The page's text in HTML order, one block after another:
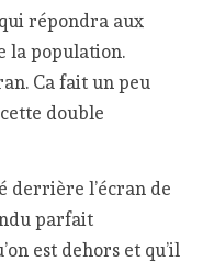
répondra aux
la population.
Ca fait un peu
double
derrière l’écran de
parfait
est dehors et qu’il